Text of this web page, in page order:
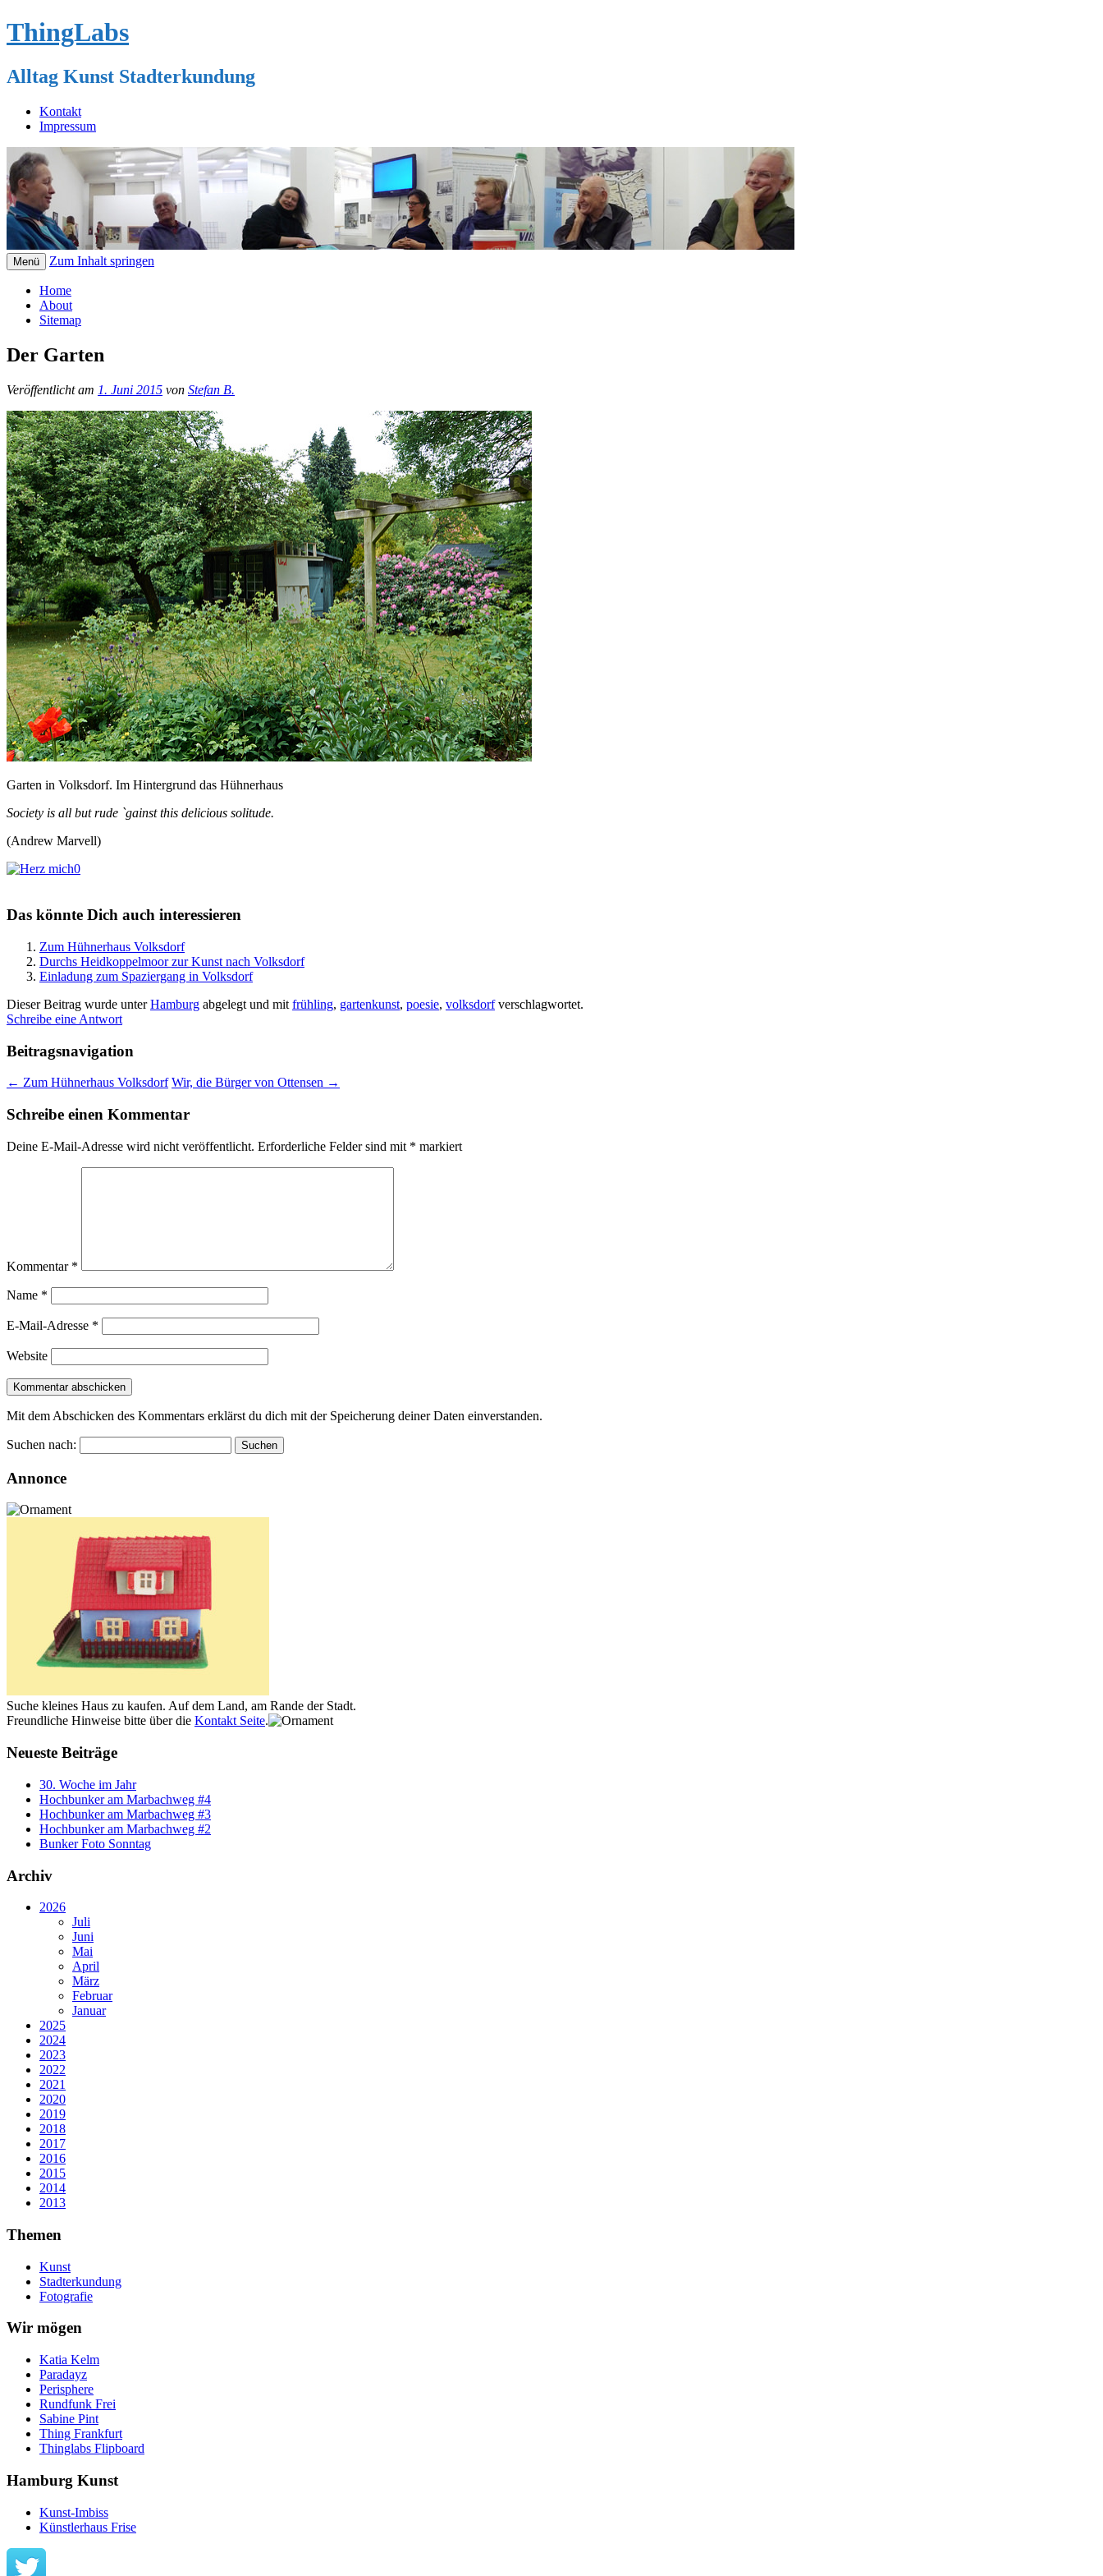
ThingLabs
Alltag Kunst Stadterkundung
Kontakt
Impressum
Menü Zum Inhalt springen
Home
About
Sitemap
Der Garten
Veröffentlicht am 1. Juni 2015 von Stefan B.
Garten in Volksdorf. Im Hintergrund das Hühnerhaus
Society is all but rude `gainst this delicious solitude.
(Andrew Marvell)
0
Das könnte Dich auch interessieren
Zum Hühnerhaus Volksdorf
Durchs Heidkoppelmoor zur Kunst nach Volksdorf
Einladung zum Spaziergang in Volksdorf
Dieser Beitrag wurde unterHamburg abgelegt und mit frühling, gartenkunst, poesie, volksdorfverschlagwortet.
Schreibe eine Antwort
Beitragsnavigation
← Zum Hühnerhaus Volksdorf Wir, die Bürger von Ottensen →
Schreibe einen Kommentar
Deine E-Mail-Adresse wird nicht veröffentlicht. Erforderliche Felder sind mit * markiert
Kommentar *
Name *
E-Mail-Adresse *
Website
Mit dem Abschicken des Kommentars erklärst du dich mit der Speicherung deiner Daten einverstanden.
Suchen nach:
Annonce
Suche kleines Haus zu kaufen. Auf dem Land, am Rande der Stadt.
Freundliche Hinweise bitte über die Kontakt Seite.
Neueste Beiträge
30. Woche im Jahr
Hochbunker am Marbachweg #4
Hochbunker am Marbachweg #3
Hochbunker am Marbachweg #2
Bunker Foto Sonntag
Archiv
2026
Juli
Juni
Mai
April
März
Februar
Januar
2025
2024
2023
2022
2021
2020
2019
2018
2017
2016
2015
2014
2013
Themen
Kunst
Stadterkundung
Fotografie
Wir mögen
Katia Kelm
Paradayz
Perisphere
Rundfunk Frei
Sabine Pint
Thing Frankfurt
Thinglabs Flipboard
Hamburg Kunst
Kunst-Imbiss
Künstlerhaus Frise